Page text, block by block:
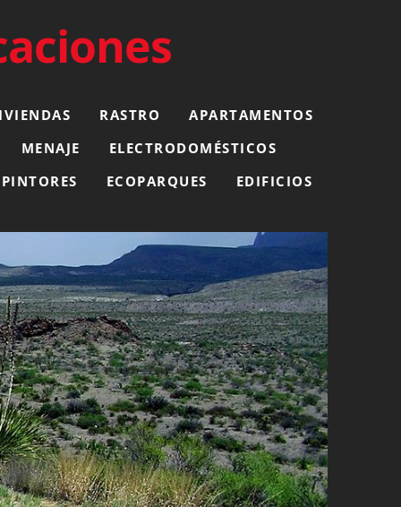
RASTRO
APARTAMENTOS
MENAJE
ELECTRODOMÉSTICOS
PINTORES
ECOPARQUES EDIFICIOS